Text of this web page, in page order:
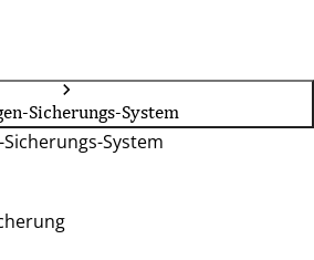
Sicherungs-System
System